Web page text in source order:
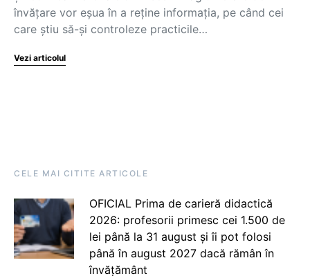
învățare vor eșua în a reține informația, pe când cei
care știu să-și controleze practicile…
Vezi articolul
CELE MAI CITITE ARTICOLE
OFICIAL Prima de carieră didactică
2026: profesorii primesc cei 1.500 de
lei până la 31 august și îi pot folosi
până în august 2027 dacă rămân în
învățământ